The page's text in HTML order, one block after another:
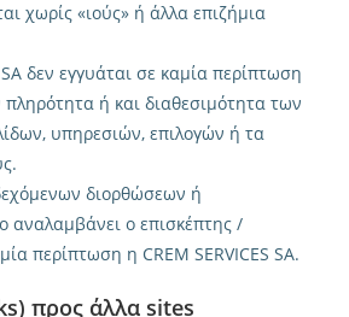
χωρίς «ιούς» ή άλλα επιζήμια
SA δεν εγγυάται σε καμία περίπτωση
ή και διαθεσιμότητα των
υπηρεσιών, επιλογών ή τα
διορθώσεων ή
αναλαμβάνει ο επισκέπτης /
περίπτωση η CREM SERVICES SA.
προς άλλα sites